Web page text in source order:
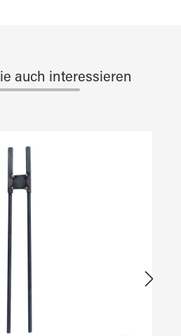
auch interessieren